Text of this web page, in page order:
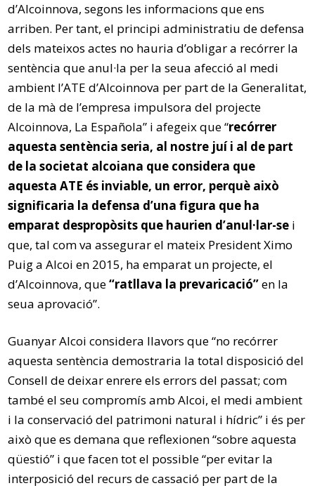
d’Alcoinnova, segons les informacions que ens
arriben. Per tant, el principi administratiu de defensa
dels mateixos actes no hauria d’obligar a recórrer la
sentència que anul·la per la seua afecció al medi
ambient l’ATE d’Alcoinnova per part de la Generalitat,
de la mà de l’empresa impulsora del projecte
Alcoinnova, La Española” i afegeix que “recórrer
aquesta sentència seria, al nostre juí i al de part
de la societat alcoiana que considera que
aquesta ATE és inviable, un error, perquè això
significaria la defensa d’una figura que ha
emparat despropòsits que haurien d’anul·lar-se i
que, tal com va assegurar el mateix President Ximo
Puig a Alcoi en 2015, ha emparat un projecte, el
d’Alcoinnova, que“ratllava la prevaricació”en la
seua aprovació”.
Guanyar Alcoi considera llavors que “no recórrer
aquesta sentència demostraria la total disposició del
Consell de deixar enrere els errors del passat; com
també el seu compromís amb Alcoi, el medi ambient
i la conservació del patrimoni natural i hídric” i és per
això que es demana que reflexionen “sobre aquesta
qüestió” i que facen tot el possible “per evitar la
interposició del recurs de cassació per part de la